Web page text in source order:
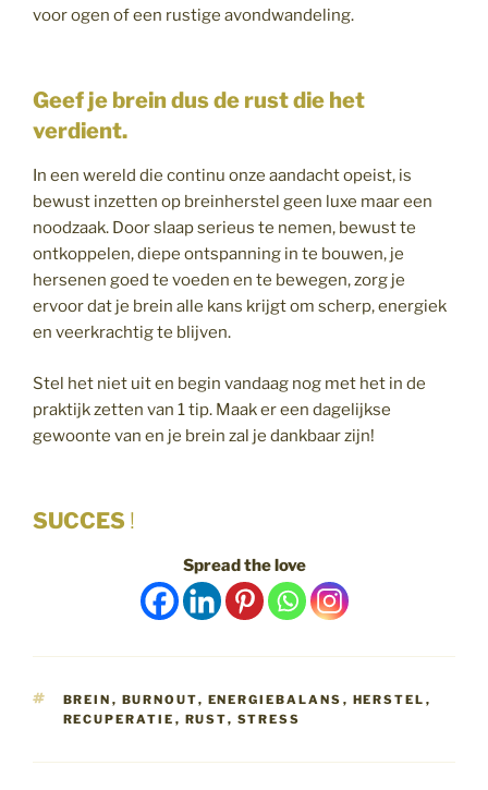
voor ogen of een rustige avondwandeling.
Geef je brein dus de rust die het
verdient.
In een wereld die continu onze aandacht opeist, is
bewust inzetten op breinherstel geen luxe maar een
noodzaak. Door slaap serieus te nemen, bewust te
ontkoppelen, diepe ontspanning in te bouwen, je
hersenen goed te voeden en te bewegen, zorg je
ervoor dat je brein alle kans krijgt om scherp, energiek
en veerkrachtig te blijven.
Stel het niet uit en begin vandaag nog met het in de
praktijk zetten van 1 tip. Maak er een dagelijkse
gewoonte van en je brein zal je dankbaar zijn!
SUCCES !
Spread the love
TAGS
BREIN , BURNOUT, ENERGIEBALANS , HERSTEL ,
RECUPERATIE , RUST, STRESS